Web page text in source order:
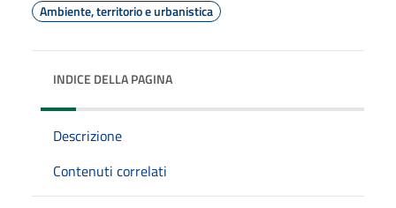
Ambiente, territorio e urbanistica
INDICE DELLA PAGINA
Descrizione
Contenuti correlati